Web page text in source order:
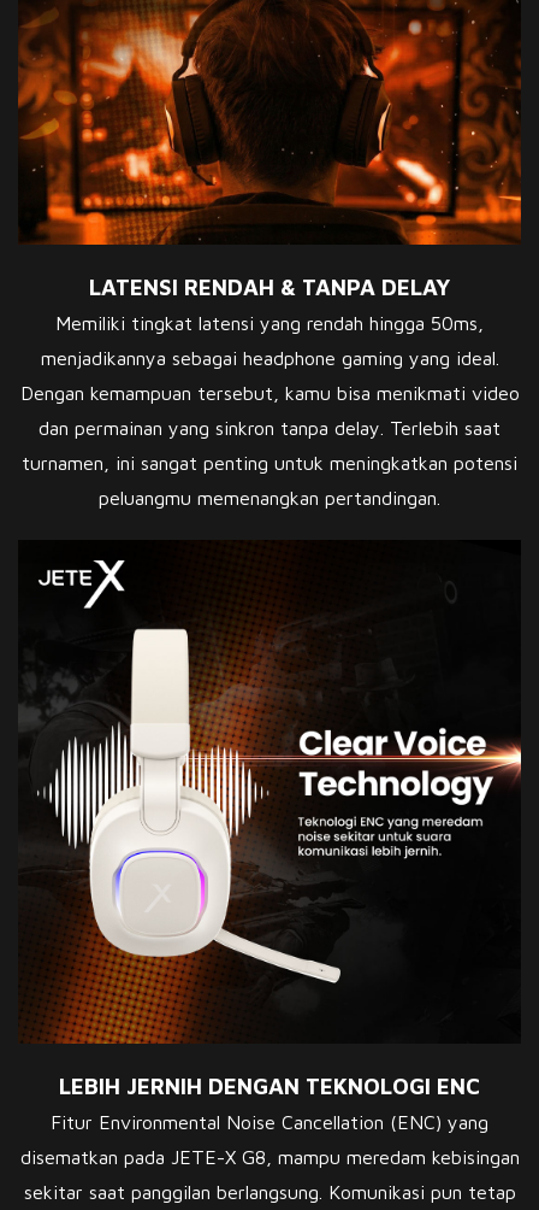
LATENSI RENDAH & TANPA DELAY
Memiliki tingkat latensi yang rendah hingga 50ms,
menjadikannya sebagai headphone gaming yang ideal.
Dengan kemampuan tersebut, kamu bisa menikmati video
dan permainan yang sinkron tanpa delay. Terlebih saat
turnamen, ini sangat penting untuk meningkatkan potensi
peluangmu memenangkan pertandingan.
LEBIH JERNIH DENGAN TEKNOLOGI ENC
Fitur Environmental Noise Cancellation (ENC) yang
disematkan pada JETE-X G8, mampu meredam kebisingan
sekitar saat panggilan berlangsung. Komunikasi pun tetap